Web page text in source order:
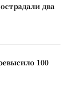
два
100